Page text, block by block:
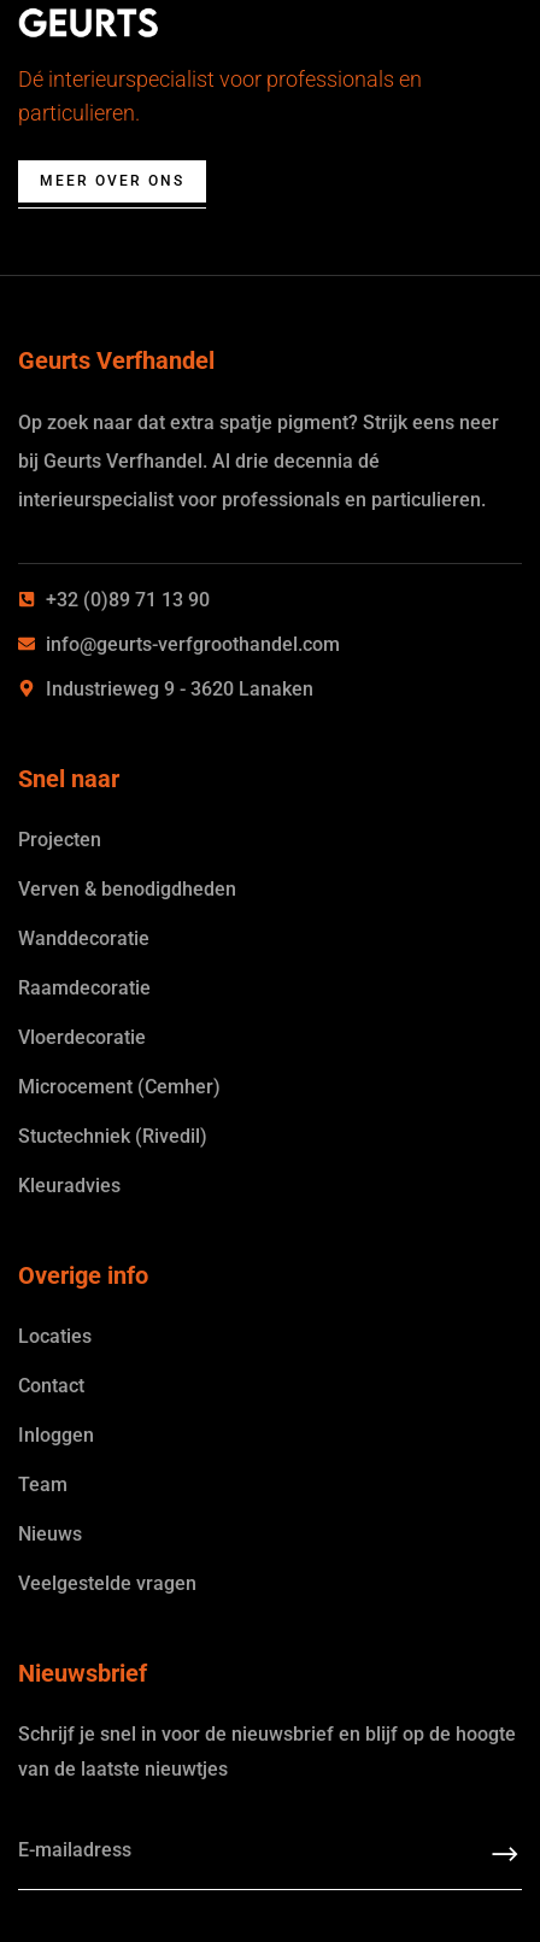
Dé interieurspecialist voor professionals en
particulieren.
MEER OVER ONS
Geurts Verfhandel
Op zoek naar dat extra spatje pigment? Strijk eens neer
bij Geurts Verfhandel. Al drie decennia dé
interieurspecialist voor professionals en particulieren.
+32 (0)89 71 13 90
info@geurts-verfgroothandel.com
Industrieweg 9 - 3620 Lanaken
Snel naar
Projecten
Verven & benodigdheden
Wanddecoratie
Raamdecoratie
Vloerdecoratie
Microcement (Cemher)
Stuctechniek (Rivedil)
Kleuradvies
Overige info
Locaties
Contact
Inloggen
Team
Nieuws
Veelgestelde vragen
Nieuwsbrief
Schrijf je snel in voor de nieuwsbrief en blijf op de hoogte
van de laatste nieuwtjes